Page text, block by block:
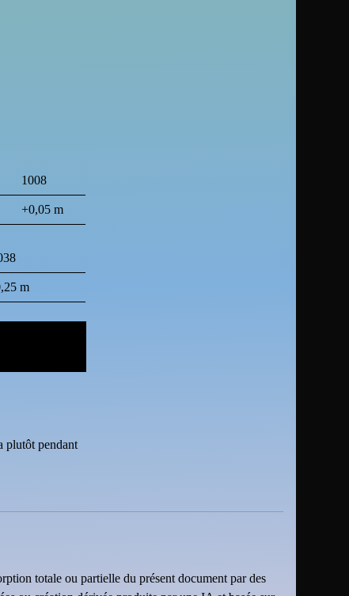
1008
+0,05 m
m
plutôt pendant
totale ou partielle du présent document par des